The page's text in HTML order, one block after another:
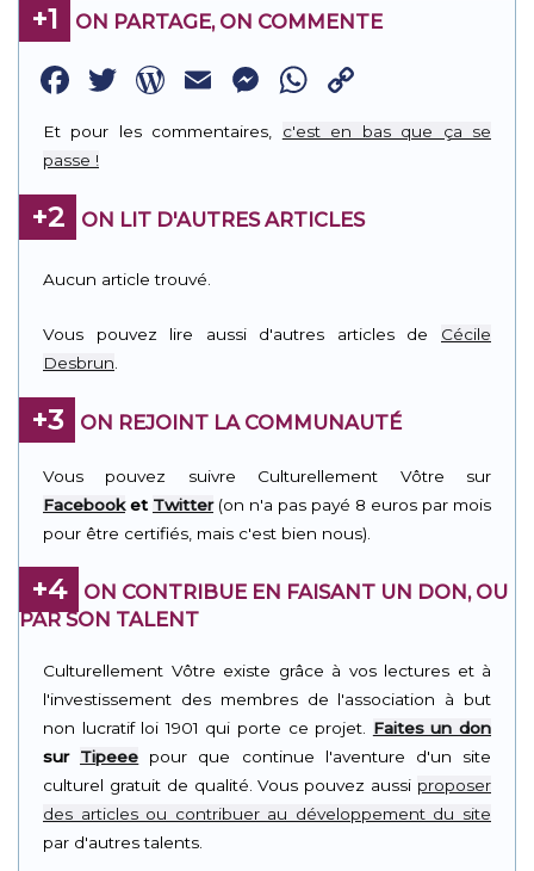
+1 ON PARTAGE, ON COMMENTE
Facebook
Twitter
WordPress
EmailMessenger
WhatsApp
Link
Et pour les commentaires, c'est en bas que ça se
passe !
+2 ON LIT D'AUTRES ARTICLES
Aucun article trouvé.
Vous pouvez lire aussi d'autres articles de Cécile
Desbrun
+3 ON REJOINT LA COMMUNAUTÉ
Vous pouvez suivre Culturellement Vôtre sur
Facebooket Twitter(on n'a pas payé 8 euros par mois
pour être certifiés, mais c'est bien nous).
+4
ON CONTRIBUE EN FAISANT UN DON, OU
PAR SON TALENT
Culturellement Vôtre existe grâce à vos lectures et à
l'investissement des membres de l'association à but
non lucratif loi 1901 qui porte ce projet. Faites un don
sur Tipeee pour que continue l'aventure d'un site
culturel gratuit de qualité. Vous pouvez aussi proposer
des articles ou contribuer au développement du site
par d'autres talents.